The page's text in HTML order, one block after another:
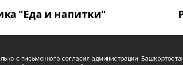
"Еда и напитки"
с письменного согласия администрации.